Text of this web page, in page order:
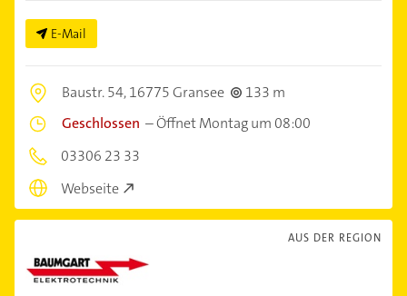
E-Mail
Baustr. 54,16775 Gransee
133 m
Geschlossen –Öffnet Montag um 08:00
03306 23 33
Webseite
AUS DER REGION